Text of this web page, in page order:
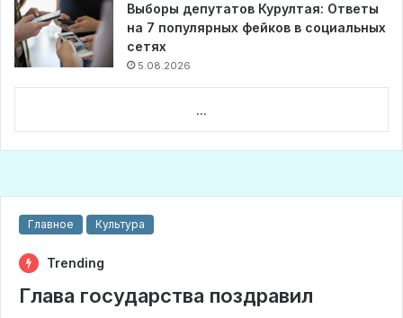
Выборы депутатов Курултая: Ответы
на 7 популярных фейков в социальных
сетях
5.08.2026
...